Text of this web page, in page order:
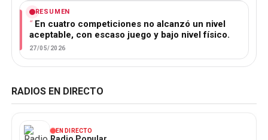
RESUMEN
En cuatro competiciones no alcanzó un nivel
aceptable, con escaso juego y bajo nivel físico.
27/05/2026
RADIOS EN DIRECTO
EN DIRECTO